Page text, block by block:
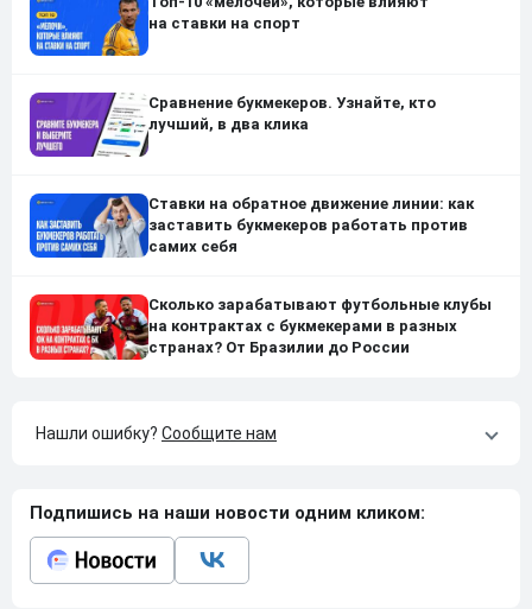
на ставки на спорт
Сравнение букмекеров. Узнайте, кто
лучший, в два клика
Ставки на обратное движение линии: как
заставить букмекеров работать против
самих себя
Сколько зарабатывают футбольные клубы
на контрактах с букмекерами в разных
странах? От Бразилии до России
Нашли ошибку? Сообщите нам
Подпишись на наши новости одним кликом: